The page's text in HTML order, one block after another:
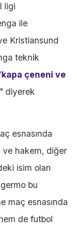
ligi
ile
Kristiansund
teknik
çeneni ve
diyerek
esnasında
ve hakem, diğer
isim olan
bu
maç esnasında
de futbol